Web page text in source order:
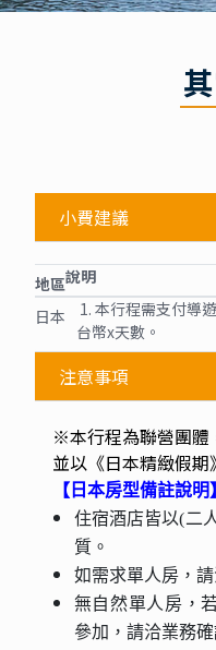
小費建議
地區說明
日本
1. 本行程需支付導
台幣x天數。
注意事項
※本行程為聯營團體
並以《日本精緻假期
【日本房型備註說明
住宿酒店皆以(二
質。
如需求單人房，
無自然單人房，
參加，請洽業務確